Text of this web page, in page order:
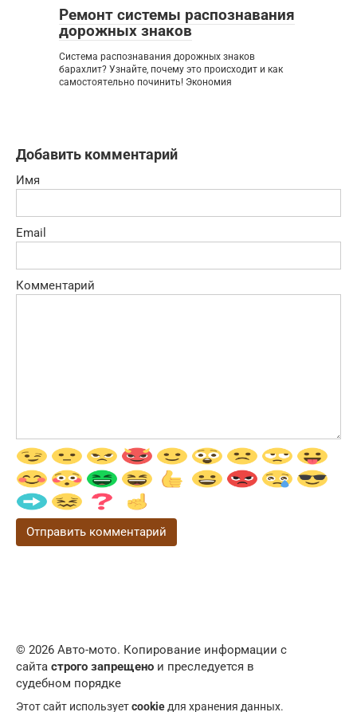
Ремонт системы распознавания
дорожных знаков
Система распознавания дорожных знаков
барахлит? Узнайте, почему это происходит и как
самостоятельно починить! Экономия
Добавить комментарий
Имя
Email
Комментарий
© 2026 Авто-мото. Копирование информации с
сайта строго запрещено и преследуется в
судебном порядке
Этот сайт используетcookieдля хранения данных.